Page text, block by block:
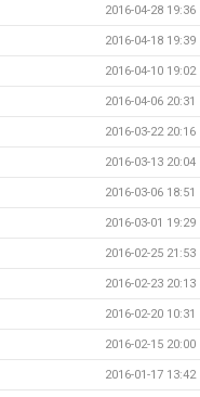
2016-04-28 19:36
2016-04-18 19:39
2016-04-10 19:02
2016-04-06 20:31
2016-03-22 20:16
2016-03-13 20:04
2016-03-06 18:51
2016-03-01 19:29
2016-02-25 21:53
2016-02-23 20:13
2016-02-20 10:31
2016-02-15 20:00
2016-01-17 13:42